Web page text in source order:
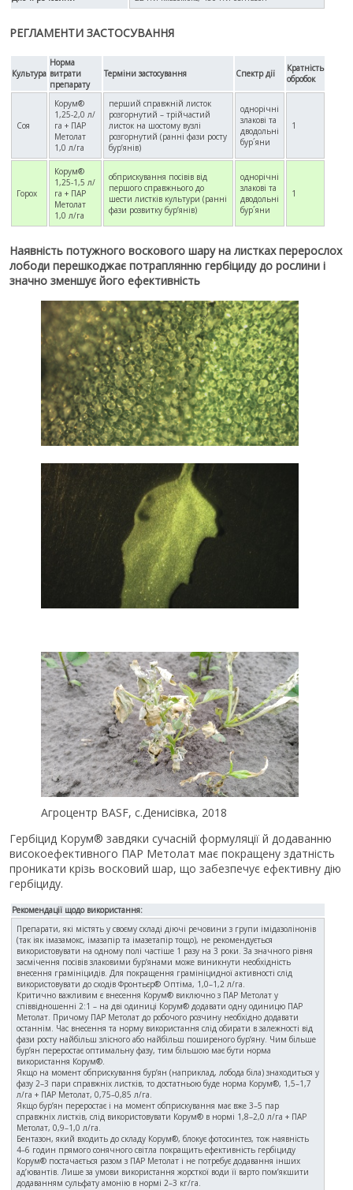
РЕГЛАМЕНТИ ЗАСТОСУВАННЯ
Культура
Норма
витрати
препарату
Терміни застосування Спектр дії
Кратність
обробок
Соя
Корум®
1,25-2,0 л/
га + ПАР
Метолат
1,0 л/га
перший справжній листок
розгорнутий – трійчастий
листок на шостому вузлі
розгорнутий (ранні фази росту
бур’янів)
однорічні
злакові та
дводольні
бур´яни
1
Горох
Корум®
1,25-1,5 л/
га + ПАР
Метолат
1,0 л/га
обприскування посівів від
першого справжнього до
шести листків культури (ранні
фази розвитку бур’янів)
однорічні
злакові та
дводольні
бур´яни
1
Наявність потужного воскового шару на листках перерослох
лободи перешкоджає потраплянню гербіциду до рослини і
значно зменшує його ефективність
Агроцентр BASF, с.Денисівка, 2018
Гербіцид Корум® завдяки сучасній формуляції й додаванню
високоефективного ПАР Метолат має покращену здатність
проникати крізь восковий шар, що забезпечує ефективну дію
гербіциду.
Рекомендації щодо використання:
Препарати, які містять у своєму складі діючі речовини з групи імідазолінонів
(так іяк імазамокс, імазапір та імазетапір тощо), не рекомендується
використовувати на одному полі частіше 1 разу на 3 роки. За значного рівня
засмічення посівів злаковими бур’янами може виникнути необхідність
внесення грамініцидів. Для покращення грамініцидної активності слід
використовувати до сходів Фронтьєр® Оптіма, 1,0–1,2 л/га.
Критично важливим є внесення Корум® виключно з ПАР Метолат у
співвідношенні 2:1 – на дві одиниці Корум® додавати одну одиницю ПАР
Метолат. Причому ПАР Метолат до робочого розчину необхідно додавати
останнім. Час внесення та норму використання слід обирати в залежності від
фази росту найбільш злісного або найбільш поширеного бур’яну. Чим більше
бур’ян переростає оптимальну фазу, тим більшою має бути норма
використання Корум®.
Якщо на момент обприскування бур’ян (наприклад, лобода біла) знаходиться у
фазу 2–3 пари справжніх листків, то достатньою буде норма Корум®, 1,5–1,7
л/га + ПАР Метолат, 0,75–0,85 л/га.
Якщо бур’ян переростає і на момент обприскування має вже 3–5 пар
справжніх листків, слід використовувати Корум® в нормі 1,8–2,0 л/га + ПАР
Метолат, 0,9–1,0 л/га.
Бентазон, який входить до складу Корум®, блокує фотосинтез, тож наявність
4–6 годин прямого сонячного світла покращить ефективність гербіциду
Корум® постачається разом з ПАР Метолат і не потребує додавання інших
ад’ювантів. Лише за умови використання жорсткої води її варто пом’якшити
додаванням сульфату амонію в нормі 2–3 кг/га.